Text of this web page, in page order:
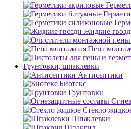
Жидкие
Пена
Грунтовки, шпаклевки
Антисептики
Биотекс
Грунтовки
Стекло
Шпаклевки
Шпакрил